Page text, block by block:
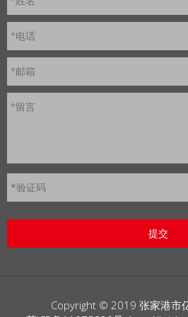
*电话
*邮箱
*留言
*验证码
Copyright © 2019 张家港市